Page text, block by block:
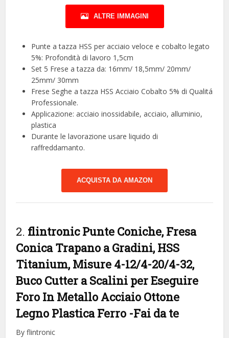
ALTRE IMMAGINI
Punte a tazza HSS per acciaio veloce e cobalto legato
5%: Profondità di lavoro 1,5cm
Set 5 Frese a tazza da: 16mm/ 18,5mm/ 20mm/
25mm/ 30mm
Frese Seghe a tazza HSS Acciaio Cobalto 5% di Qualitá
Professionale.
Applicazione: acciaio inossidabile, acciaio, alluminio,
plastica
Durante le lavorazione usare liquido di
raffreddamanto.
ACQUISTA DA AMAZON
2. flintronic Punte Coniche, Fresa
Conica Trapano a Gradini, HSS
Titanium, Misure 4-12/4-20/4-32,
Buco Cutter a Scalini per Eseguire
Foro In Metallo Acciaio Ottone
Legno Plastica Ferro -Fai da te
By flintronic